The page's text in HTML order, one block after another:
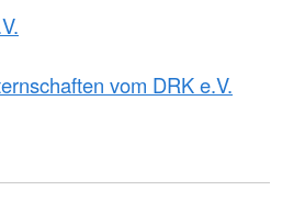
vom DRK e.V.